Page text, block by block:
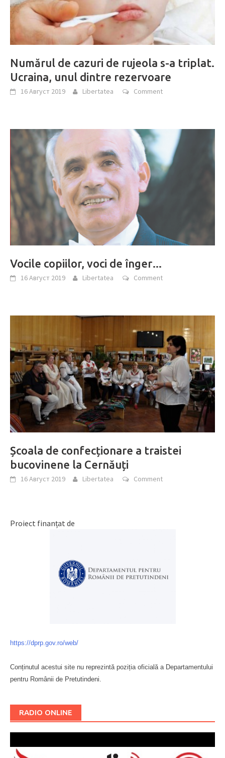
Numărul de cazuri de rujeola s-a triplat.
Ucraina, unul dintre rezervoare
16 Август 2019 Libertatea Comment
Vocile copiilor, voci de înger…
16 Август 2019 Libertatea Comment
Școala de confecționare a traistei
bucovinene la Cernăuți
16 Август 2019 Libertatea Comment
Proiect finanțat de
https://dprp.gov.ro/web/
Conținutul acestui site nu reprezintă poziția oficială a Departamentului
pentru Românii de Pretutindeni.
RADIO ONLINE